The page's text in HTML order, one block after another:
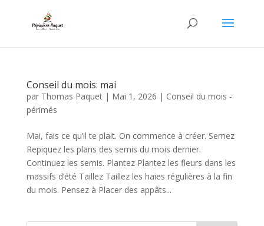
Conseil du mois: mai
par Thomas Paquet| Mai 1, 2026 | Conseil du mois -
périmés
Mai, fais ce qu’il te plait. On commence à créer. Semez
Repiquez les plans des semis du mois dernier.
Continuez les semis. Plantez Plantez les fleurs dans les
massifs d’été Taillez Taillez les haies régulières à la fin
du mois. Pensez à Placer des appâts...